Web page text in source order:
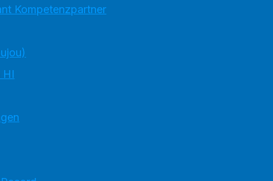
Kompetenzpartner
HI